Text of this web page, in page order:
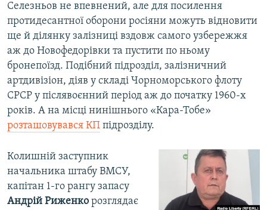
Селезньов не впевнений, але для посилення
протидесантної оборони росіяни можуть відновити
ще й ділянку залізниці вздовж самого узбережжя
аж до Новофедорівки та пустити по ньому
бронепоїзд. Подібний підрозділ, залізничний
артдивізіон, діяв у складі Чорноморського флоту
СРСР у післявоєнний період аж до початку 1960-х
років. А на місці нинішнього «Кара-Тобе»
розташовувався КП підрозділу.
Колишній заступник
начальника штабу ВМСУ,
капітан 1-го рангу запасу
Андрій Риженко розглядає